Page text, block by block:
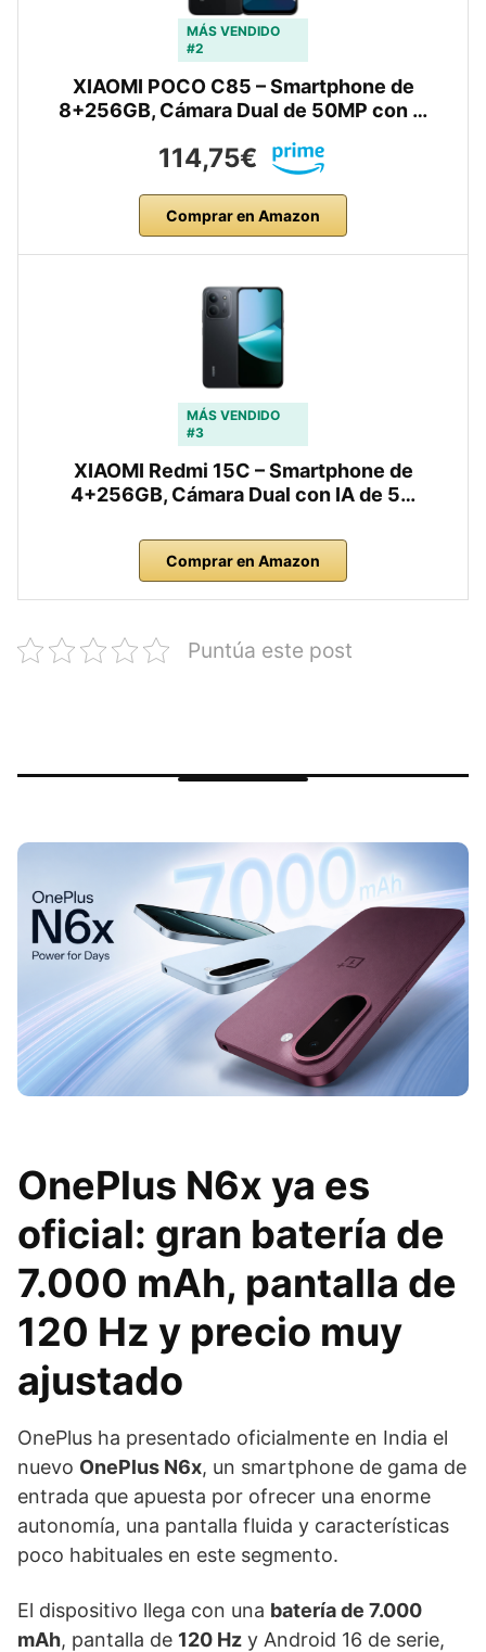
MÁS VENDIDO
#2
XIAOMI POCO C85 – Smartphone de
8+256GB, Cámara Dual de 50MP con …
114,75€
Comprar en Amazon
MÁS VENDIDO
#3
XIAOMI Redmi 15C – Smartphone de
4+256GB, Cámara Dual con IA de 5…
Comprar en Amazon
Puntúa este post
OnePlus N6x ya es
oficial: gran batería de
7.000 mAh, pantalla de
120 Hz y precio muy
ajustado
OnePlus ha presentado oficialmente en India el
nuevo OnePlus N6x, un smartphone de gama de
entrada que apuesta por ofrecer una enorme
autonomía, una pantalla fluida y características
poco habituales en este segmento.
El dispositivo llega con una batería de 7.000
mAh, pantalla de 120 Hz y Android 16 de serie,